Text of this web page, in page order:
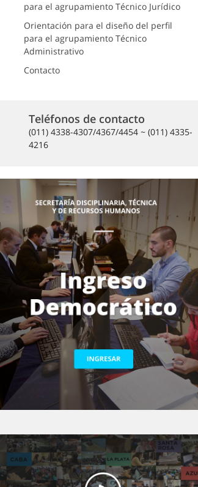
para el agrupamiento Técnico Jurídico
Orientación para el diseño del perfil
para el agrupamiento Técnico
Administrativo
Contacto
Teléfonos de contacto
(011) 4338-4307/4367/4454 ~ (011) 4335-
4216